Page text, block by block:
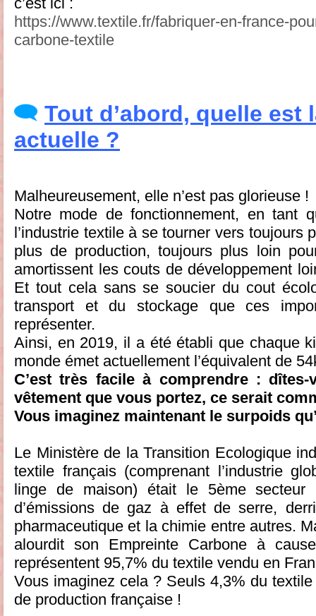
https://www.textile.fr/fabriquer-en-france-
carbone-textile
Tout d’abord, quelle est
actuelle ?
Malheureusement, elle n’est pas glorieuse !
Notre mode de fonctionnement, en tant
l’industrie textile à se tourner vers toujours
plus de production, toujours plus loin
amortissent les couts de développement
Et tout cela sans se soucier du cout
transport et du stockage que ces
représenter.
Ainsi, en 2019, il a été établi que chaque
monde émet actuellement l’équivalent de
C’est très facile à comprendre : dîtes-
vêtement que vous portez, ce serait
Vous imaginez maintenant le surpoids
Le Ministère de la Transition Ecologique
textile français (comprenant l’industrie
linge de maison) était le 5ème
d’émissions de gaz à effet de serre,
pharmaceutique et la chimie entre autres.
alourdit son Empreinte Carbone à
représentent 95,7% du textile vendu en
Vous imaginez cela ? Seuls 4,3% du
de production française !